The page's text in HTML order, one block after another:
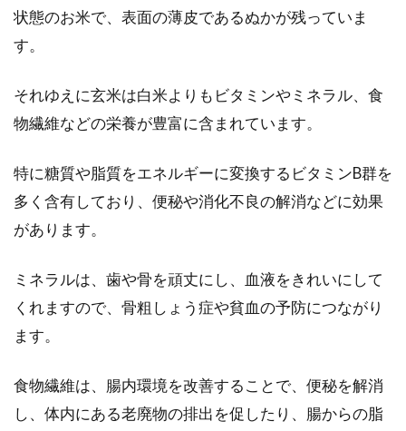
玄米のあたたかいリゾット
的です。昼食を職場や学校で食べる人ならば、
スープジ...
豆腐の手作りレシピ！豆腐や豆乳、
おからを使ったお菓子も！
には、小さい時からとても馴染み深い食品だと
思います...
状態のお米で、表面の薄皮であるぬかが残っていま
す。
それゆえに玄米は白米よりもビタミンやミネラル、食
物繊維などの栄養が豊富に含まれています。
特に糖質や脂質をエネルギーに変換するビタミンB群を
多く含有しており、便秘や消化不良の解消などに効果
があります。
ミネラルは、歯や骨を頑丈にし、血液をきれいにして
くれますので、骨粗しょう症や貧血の予防につながり
ます。
食物繊維は、腸内環境を改善することで、便秘を解消
し、体内にある老廃物の排出を促したり、腸からの脂